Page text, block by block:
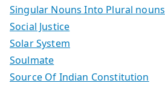
Singular Nouns Into Plural nouns
Social Justice
Solar System
Soulmate
Source Of Indian Constitution